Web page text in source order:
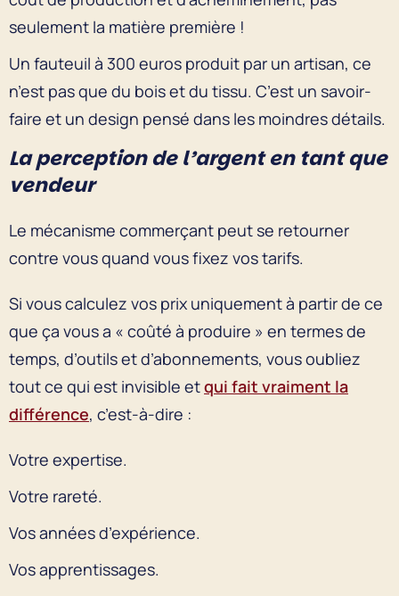
seulement la matière première !
Un fauteuil à 300 euros produit par un artisan, ce
n’est pas que du bois et du tissu. C’est un savoir-
faire et un design pensé dans les moindres détails.
La perception de l’argent en tant que
vendeur
Le mécanisme commerçant peut se retourner
contre vous quand vous fixez vos tarifs.
Si vous calculez vos prix uniquement à partir de ce
que ça vous a « coûté à produire » en termes de
temps, d’outils et d’abonnements, vous oubliez
tout ce qui est invisible etqui fait vraiment la
différence, c’est-à-dire :
Votre expertise.
Votre rareté.
Vos années d’expérience.
Vos apprentissages.